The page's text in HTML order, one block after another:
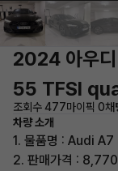
2024 아우
55 TFSI
조회수 477마이픽 0채
차량 소개
1. 물품명 : Audi
2. 판매가격 :